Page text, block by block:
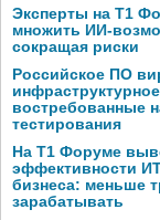
Эксперты на Т1
множить ИИ-
сокращая риски
Российское ПО
востребованные
тестирования
На Т1 Форуме
эффективности
бизнеса: меньше
зарабатывать